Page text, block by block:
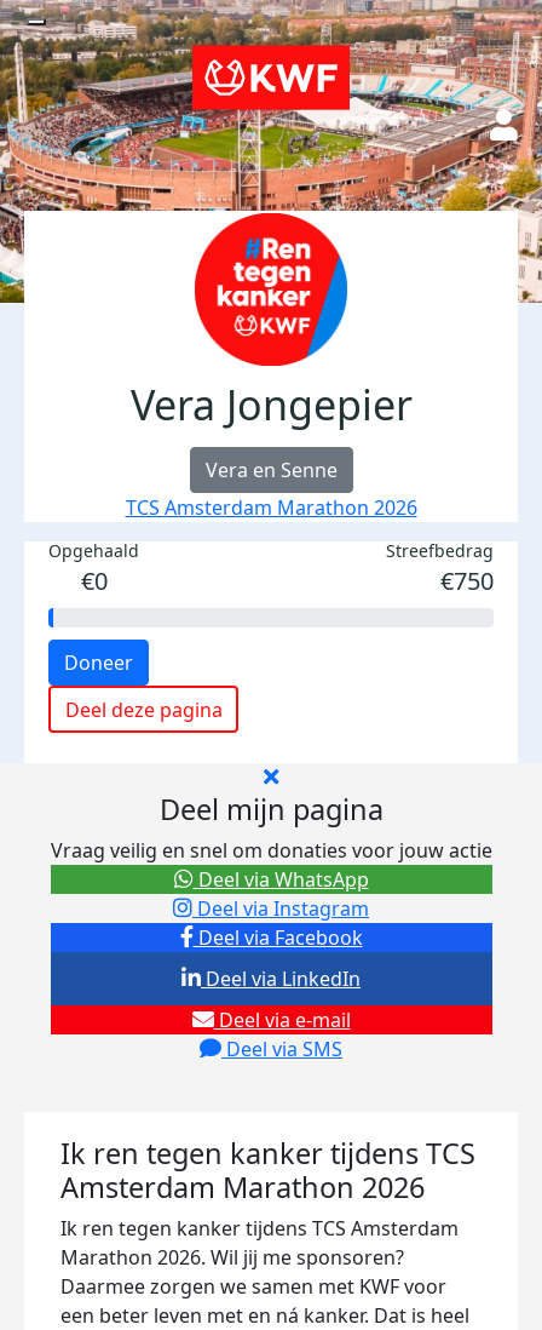
Vera Jongepier
Vera en Senne
TCS Amsterdam Marathon 2026
Opgehaald
€0
Streefbedrag
€750
Doneer
Deel deze pagina
Deel mijn pagina
Vraag veilig en snel om donaties voor jouw actie
Deel via Facebook
Deel via Instagram
Deel via e-mail
Deel via SMS
Deel via LinkedIn
Deel via WhatsApp
Ik ren tegen kanker tijdens TCS
Amsterdam Marathon 2026
Ik ren tegen kanker tijdens TCS Amsterdam
Marathon 2026. Wil jij me sponsoren?
Daarmee zorgen we samen met KWF voor
een beter leven met en ná kanker. Dat is heel